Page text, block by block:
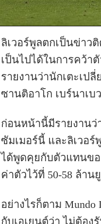
ลิเวอร์พูลตกเป็นข่าว
เป็นไปได้ในการคว้า
รายงานว่านักเตะเป
ซานติอาโก เบร์นาเบ
ก่อนหน้านี้มีรายงานว่
ซัมเมอร์นี้ และลิเวอร์
ได้พูดคุยกับตัวแทนขอ
ค่าตัวไว้ที่ 50-58 ล้าน
อย่างไรก็ตาม Mundo
กับเอเยนต์ว่า ไม่ต้อง